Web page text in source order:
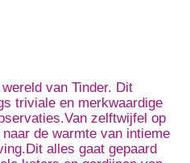
van Tinder. Dit
triviale en merkwaardige
zelftwijfel op
de warmte van intieme
alles gaat gepaard